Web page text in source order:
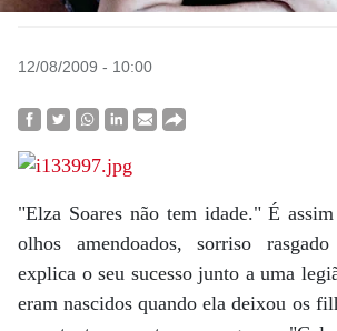
12/08/2009 - 10:00
"Elza Soares não tem idade." É
olhos amendoados, sorriso
explica o seu sucesso junto a uma
eram nascidos quando ela deixou os